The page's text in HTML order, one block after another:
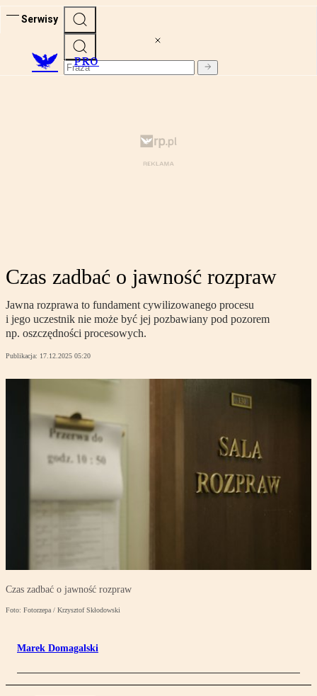
Serwisy
PRO
Czas zadbać o jawność rozpraw
Jawna rozprawa to fundament cywilizowanego procesu
i jego uczestnik nie może być jej pozbawiany pod pozorem
np. oszczędności procesowych.
Publikacja: 17.12.2025 05:20
Czas zadbać o jawność rozpraw
Foto: Fotorzepa / Krzysztof Skłodowski
Marek Domagalski